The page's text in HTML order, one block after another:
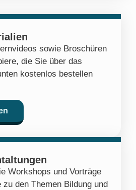
sowie Broschüren
die Sie über das
kostenlos bestellen
Workshops und Vorträge
den Themen Bildung und